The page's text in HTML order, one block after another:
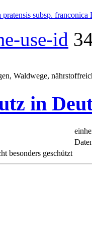
pratensis subsp.
use-id
Waldwege,
in
besonders geschützt